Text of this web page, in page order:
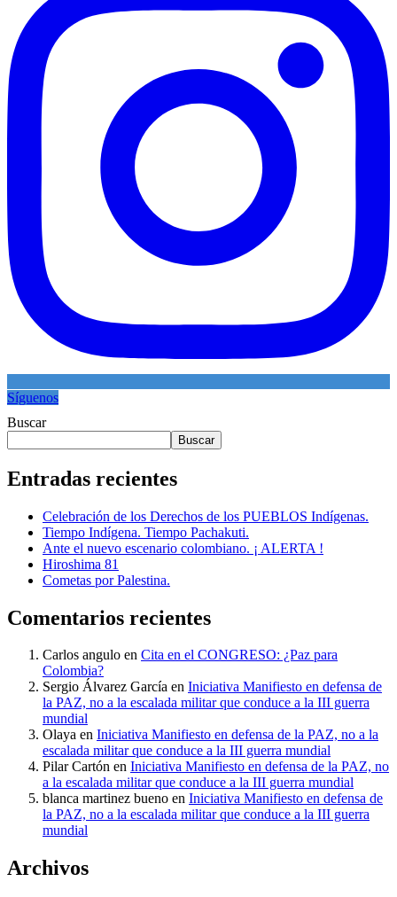
Síguenos
Buscar
Buscar
Entradas recientes
Celebración de los Derechos de los PUEBLOS Indígenas.
Tiempo Indígena. Tiempo Pachakuti.
Ante el nuevo escenario colombiano. ¡ ALERTA !
Hiroshima 81
Cometas por Palestina.
Comentarios recientes
Carlos angulo en Cita en el CONGRESO: ¿Paz para
Colombia?
Sergio Álvarez García en Iniciativa Manifiesto en defensa de
la PAZ, no a la escalada militar que conduce a la III guerra
mundial
Olaya en Iniciativa Manifiesto en defensa de la PAZ, no a la
escalada militar que conduce a la III guerra mundial
Pilar Cartón en Iniciativa Manifiesto en defensa de la PAZ, no
a la escalada militar que conduce a la III guerra mundial
blanca martinez bueno en Iniciativa Manifiesto en defensa de
la PAZ, no a la escalada militar que conduce a la III guerra
mundial
Archivos